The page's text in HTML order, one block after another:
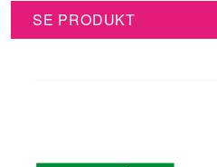
SE PRODUKT